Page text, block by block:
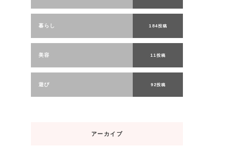
暮らし 184投稿
美容 11投稿
遊び 92投稿
アーカイブ